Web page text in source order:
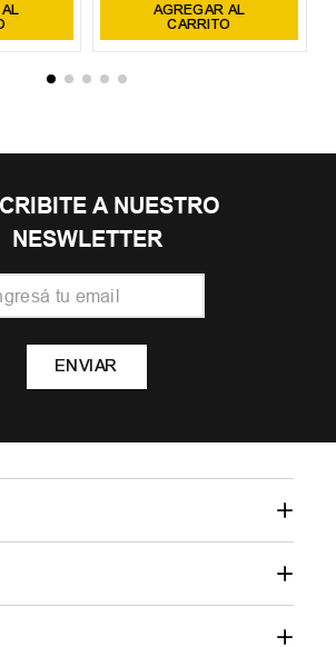
AGREGAR AL
CARRITO
A NUESTRO
NESWLETTER
ENVIAR